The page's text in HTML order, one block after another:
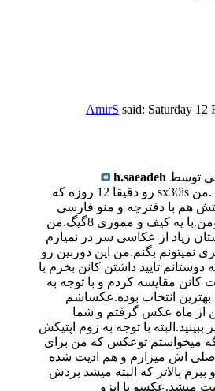
AmirS said: Saturday 12
توسط h.saeadeh
سلام دوستان .من sx30is رو دقیقا 12 روزه که
هم با دفترچه و منو فارسی
شد 574000 تومن.با یه کیف و مموری 8گیگ.من
زیاد از عکاسی سر در نمیارم
نمیتونم بگنم.من این دوربین رو
دوستانم تایید داشتن کانن بخرم با
کانن مقایسه کردم و با توجه به
انتخاب بوده.عکساشم
از ماه عکس گرفتم و شما
ببینید.البته با توجه به زوم اپتیکش
اگه میخواستم توعکس که من برای
اش میزارم و هم ادیت شده
بالاتر که البته میشد بردش
میشد.عکسو با ایزو